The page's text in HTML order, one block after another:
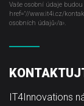
IT4Innovations
Vaše osobní údaje
href="//www.it4i­.cz/
osobních údajů‹/a›.